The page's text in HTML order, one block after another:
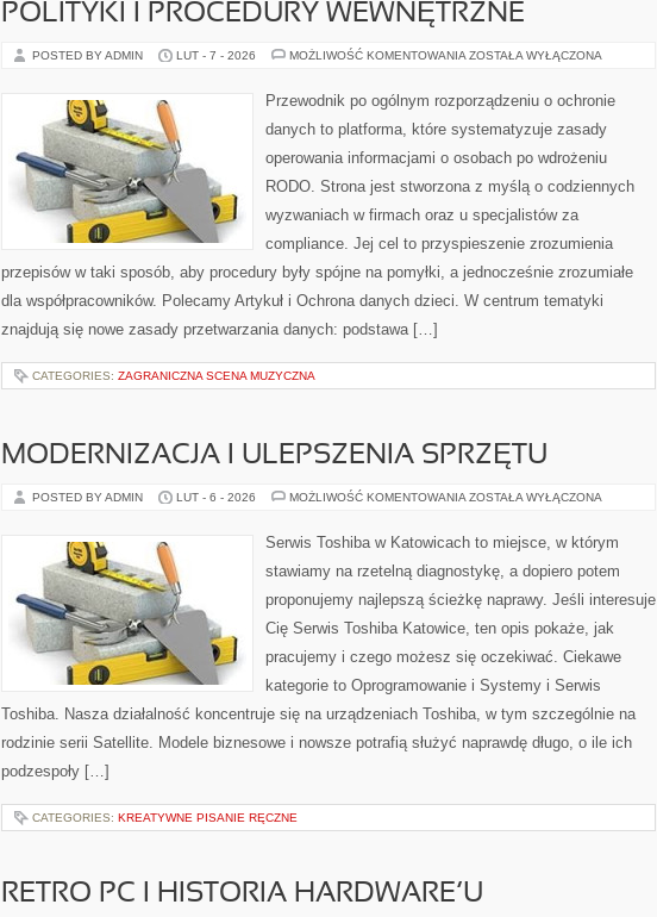
POLITYKI I PROCEDURY WEWNĘTRZNE
POSTED BY ADMIN LUT - 7 - 2026 MOŻLIWOŚĆ KOMENTOWANIA POLITYKI
WEWNĘTRZNE
ZOSTAŁA WYŁĄCZONA
Przewodnik po ogólnym rozporządzeniu o ochronie
danych to platforma, które systematyzuje zasady
operowania informacjami o osobach po wdrożeniu
RODO. Strona jest stworzona z myślą o codziennych
wyzwaniach w firmach oraz u specjalistów za
compliance. Jej cel to przyspieszenie zrozumienia
przepisów w taki sposób, aby procedury były spójne na pomyłki, a jednocześnie zrozumiałe
dla współpracowników. Polecamy Artykuł i Ochrona danych dzieci. W centrum tematyki
znajdują się nowe zasady przetwarzania danych: podstawa […]
CATEGORIES: ZAGRANICZNA SCENA MUZYCZNA
MODERNIZACJA I ULEPSZENIA SPRZĘTU
POSTED BY ADMIN LUT - 6 - 2026 MOŻLIWOŚĆ KOMENTOWANIA MODERNIZACJA
SPRZĘTU
ZOSTAŁA WYŁĄCZONA
Serwis Toshiba w Katowicach to miejsce, w którym
stawiamy na rzetelną diagnostykę, a dopiero potem
proponujemy najlepszą ścieżkę naprawy. Jeśli interesuje
Cię Serwis Toshiba Katowice, ten opis pokaże, jak
pracujemy i czego możesz się oczekiwać. Ciekawe
kategorie to Oprogramowanie i Systemy i Serwis
Toshiba. Nasza działalność koncentruje się na urządzeniach Toshiba, w tym szczególnie na
rodzinie serii Satellite. Modele biznesowe i nowsze potrafią służyć naprawdę długo, o ile ich
podzespoły […]
CATEGORIES: KREATYWNE PISANIE RĘCZNE
RETRO PC I HISTORIA HARDWARE’U